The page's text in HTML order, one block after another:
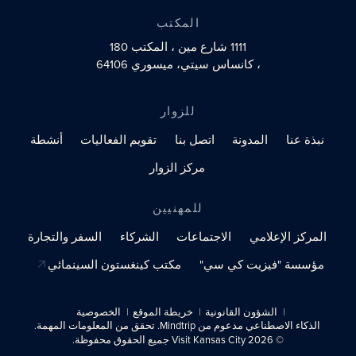
المكتب
1111 شارع مين
، المكتب 180
، كانساس سيتي، ميسوري 64106
للزوار
نبذة عنا
المدونة اتصل بنا تقويم الفعاليات
أنشطة
مركز الزوار
للمهنيين
المركز الإعلامي
الاجتماعات الشركاء
السفر والتجارة
مؤسسة "فيزيت كي سي"
مكتب كينغستون السينمائي
الشؤون القانونية خريطة الموقع
الخصوصية
الذكاء الاصطناعي مدعوم من Mindtrip. تحقق من المعلومات المهمة.
© 2026 Visit Kansas City جميع الحقوق محفوظة.